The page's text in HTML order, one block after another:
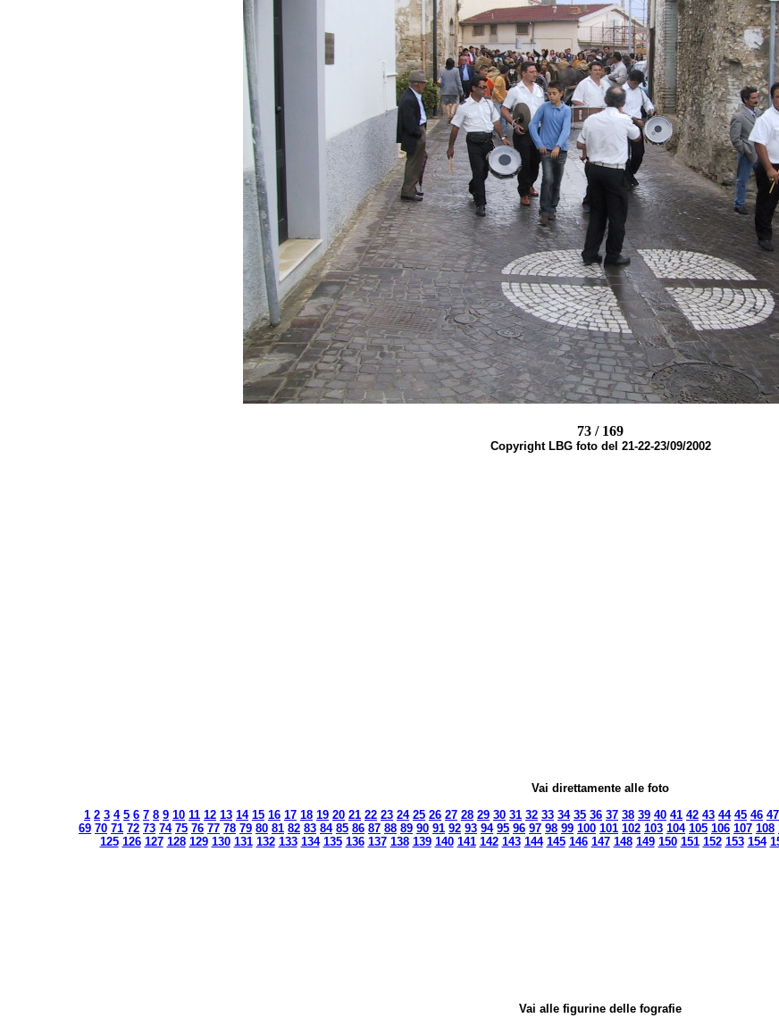
73 / 169
Copyright LBG foto del 21-22-23/09/2002
Vai direttamente alle foto
1 2 3 4 5 6 7 8 9 10 11 12 13 14 15 16 17 18 19 20 21 22 23 24 25 26 27 28 29 30 31 32 33 34 35 36 37 38 39 40 41 42 43 44 45 46 47
69 70 71 72 73 74 75 76 77 78 79 80 81 82 83 84 85 86 87 88 89 90 91 92 93 94 95 96 97 98 99 100 101 102 103 104 105 106 107 108
125 126 127 128 129 130 131 132 133 134 135 136 137 138 139 140 141 142 143 144 145 146 147 148 149 150 151 152 153 154
Vai alle figurine delle fografie